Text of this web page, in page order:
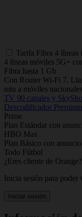
Tarifa Fibra 4 líneas
4 líneas móviles 5G+
Fibra hasta 1 Gb
Con Router Wi-Fi 7.
min a móviles nacionales
TV 90 canales y
Descodificador
Prime
Plan Estándar con
HBO Max
Plan Básico con
Todo Fútbol
¿Eres cliente de Orange?
Inicia sesión para poder
Iniciar sesión